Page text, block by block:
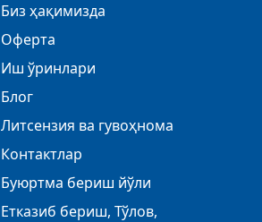
Биз ҳақимизда
Оферта
Иш ўринлари
Блог
Литсензия ва гувоҳнома
Контактлар
Буюртма бериш йўли
Етказиб бериш, Тўлов,